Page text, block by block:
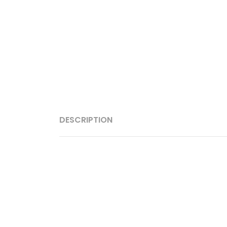
DESCRIPTION